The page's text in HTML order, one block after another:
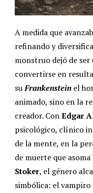
A medida que
refinando y
monstruo dejó de
convertirse en
suFrankenstein el
animado, sino en la
creador. ConEdgar
psicológico, clínico
de la mente, en la
de muerte que
Stoker, el género
simbólica: el